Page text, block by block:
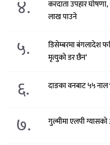
४.
करदाता उपहार
लाख पाउने
५.
डिसेम्बरमा बंगलादेश
मृत्युको डर छैन’
६. दाङका वनबाट ५५
७. गुल्मीमा एलपी